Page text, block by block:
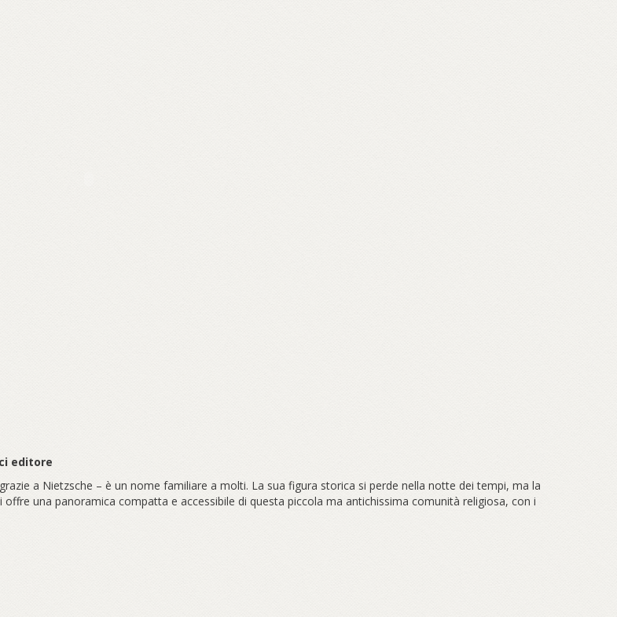
editore
a Nietzsche – è un nome familiare a molti. La sua figura storica si perde nella notte dei tempi, ma la
una panoramica compatta e accessibile di questa piccola ma antichissima comunità religiosa, con i